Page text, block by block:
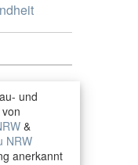
und
&
NRW
anerkannt